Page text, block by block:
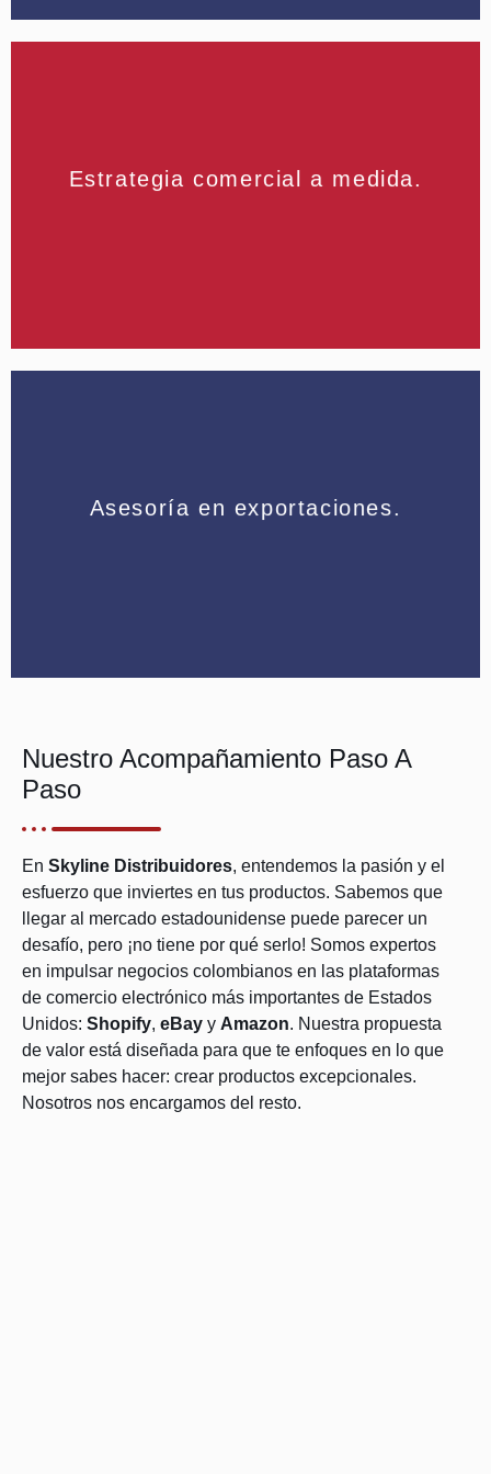
Estrategia comercial a medida.
digitales y distribución, adaptada a tu
producto.
Asesoría en exportaciones.
códigos de barras y más.
Nuestro Acompañamiento Paso A
Paso
En Skyline Distribuidores, entendemos la pasión y el
esfuerzo que inviertes en tus productos. Sabemos que
llegar al mercado estadounidense puede parecer un
desafío, pero ¡no tiene por qué serlo! Somos expertos
en impulsar negocios colombianos en las plataformas
de comercio electrónico más importantes de Estados
Unidos: Shopify, eBay y Amazon. Nuestra propuesta
de valor está diseñada para que te enfoques en lo que
mejor sabes hacer: crear productos excepcionales.
Nosotros nos encargamos del resto.